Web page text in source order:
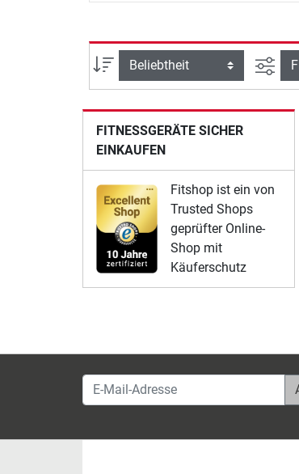
Sortierung
FITNESSGERÄTE SICHER
EINKAUFEN
Fitshop ist ein von
Trusted Shops
geprüfter Online-
Shop mit
Käuferschutz
E-Mail-Adresse